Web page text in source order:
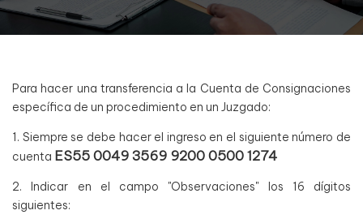
Para hacer una transferencia a la Cuenta de Consignaciones
específica de un procedimiento en un Juzgado:
1. Siempre se debe hacer el ingreso en el siguiente número de
cuenta ES55 0049 3569 9200 0500 1274
2. Indicar en el campo "Observaciones" los 16 dígitos
siguientes: